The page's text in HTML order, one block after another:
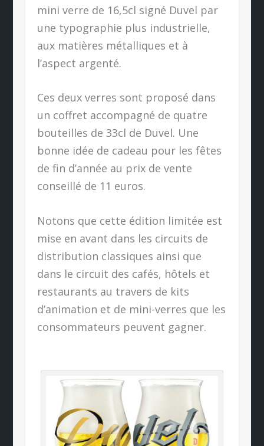
mini verre de 16,5cl signé Duvel par
une typographie plus industrielle,
aux matières métalliques et à
l’aspect argenté.
Ces deux verres sont proposé dans
un coffret accompagné de quatre
bouteilles de 33cl de Duvel. Une
bonne idée de cadeau pour les fêtes
de fin d’année au prix de vente
conseillé de 11 euros.
Notons que cette édition limitée est
mise en avant dans les circuits de
distribution classiques ainsi que
dans le circuit des cafés, hôtels et
restaurants au travers de kits
d’animation et de mini-verres que les
consommateurs peuvent gagner.